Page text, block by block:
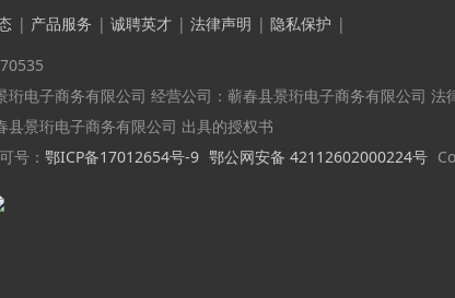
| 产品服务 | 诚聘英才 | 法律声明 | 隐私保护 |
珩电子商务有限公司 经营公司：蕲春县景珩电子商务有限公司
县景珩电子商务有限公司 出具的授权书
号： 鄂ICP备17012654号-9 鄂公网安备 42112602000224号